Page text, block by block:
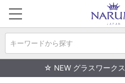
キーワードから探す
☆ NEW グラスワーク